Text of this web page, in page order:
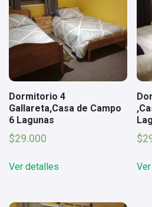
Dormitorio 4
Gallareta,Casa de Campo
6 Lagunas
$29.000
Ver detalles
$